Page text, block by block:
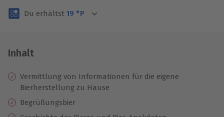
Volle Flexibilität
3 Jahre gültig & verlängerbar.
Du erhältst 19 °P
Inhalt
Vermittlung von Informationen für die eigene
Bierherstellung zu Hause
Begrüßungsbier